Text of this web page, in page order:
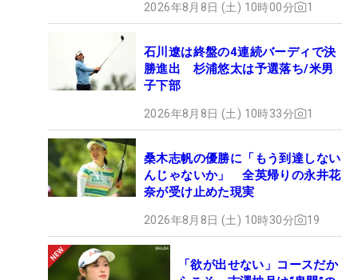
2026年8月8日 (土) 10時00分 1
石川遼は終盤の4連続バーディで決
勝進出 杉浦悠太は予選落ち/米男
子下部
2026年8月8日 (土) 10時33分 1
桑木志帆の優勝に「もう到達しない
んじゃないか」 全英帰りの永井花
奈が受け止めた現実
2026年8月8日 (土) 10時30分 19
「欲が出せない」コースだか